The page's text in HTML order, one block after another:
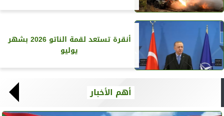
أنقرة تستعد لقمة الناتو 2026 بشهر
يوليو
أهم الأخبار